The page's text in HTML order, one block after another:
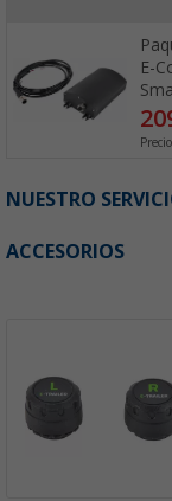
E-
NUESTRO
ACCESORIOS